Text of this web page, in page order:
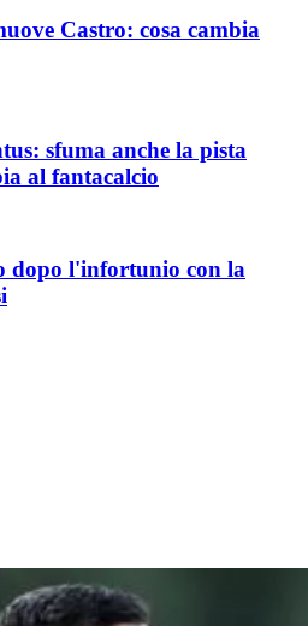
Castro: cosa cambia
sfuma anche la pista
al fantacalcio
dopo l'infortunio con la